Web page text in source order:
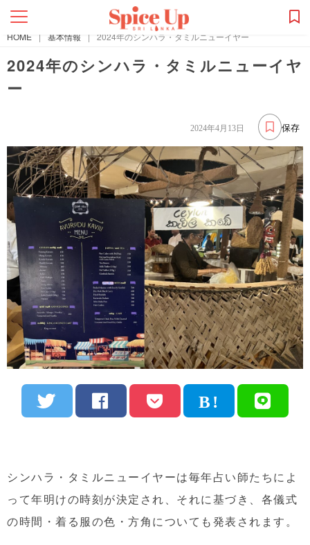
HOME | 基本情報 | 2024年のシンハラ・タミルニューイヤー
2024年のシンハラ・タミルニューイヤ
ー
保存
2024年4月13日
シンハラ・タミルニューイヤーは毎年占い師たちによ
って年明けの時刻が決定され、それに基づき、各儀式
の時間・着る服の色・方角についても発表されます。